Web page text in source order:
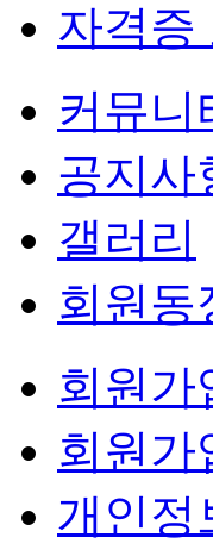
자격증
커뮤니
공지사
갤러리
회원동
회원가
회원가
개인정